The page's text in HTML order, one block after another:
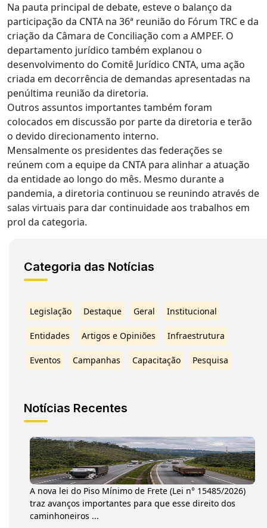
Na pauta principal de debate, esteve o balanço da
participação da CNTA na 36ª reunião do Fórum TRC e da
criação da Câmara de Conciliação com a AMPEF. O
departamento jurídico também explanou o
desenvolvimento do Comitê Jurídico CNTA, uma ação
criada em decorrência de demandas apresentadas na
penúltima reunião da diretoria.
Outros assuntos importantes também foram
colocados em discussão por parte da diretoria e terão
o devido direcionamento interno.
Mensalmente os presidentes das federações se
reúnem com a equipe da CNTA para alinhar a atuação
da entidade ao longo do mês. Mesmo durante a
pandemia, a diretoria continuou se reunindo através de
salas virtuais para dar continuidade aos trabalhos em
prol da categoria.
Categoria das Notícias
Legislação Destaque Geral Institucional
Entidades Artigos e Opiniões Infraestrutura
Eventos Campanhas Capacitação Pesquisa
Notícias Recentes
A nova lei do Piso Mínimo de Frete (Lei n° 15485/2026)
traz avanços importantes para que esse direito dos
caminhoneiros ...